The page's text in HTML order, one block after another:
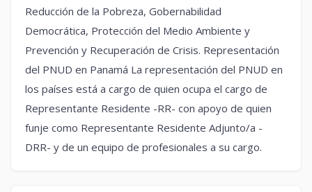
Reducción de la Pobreza, Gobernabilidad
Democrática, Protección del Medio Ambiente y
Prevención y Recuperación de Crisis. Representación
del PNUD en Panamá La representación del PNUD en
los países está a cargo de quien ocupa el cargo de
Representante Residente -RR- con apoyo de quien
funje como Representante Residente Adjunto/a -
DRR- y de un equipo de profesionales a su cargo.